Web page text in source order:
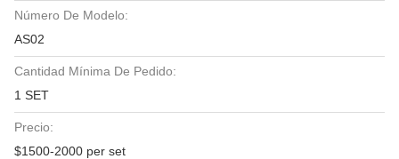
Número De Modelo:
AS02
Cantidad Mínima De Pedido:
1 SET
Precio:
$1500-2000 per set